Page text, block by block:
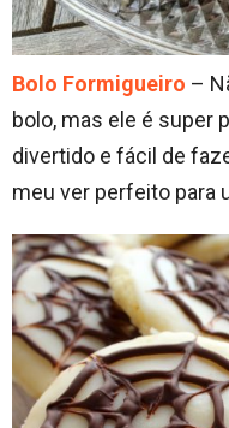
Bolo Formigueiro –
bolo, mas ele é super
divertido e fácil de
meu ver perfeito para